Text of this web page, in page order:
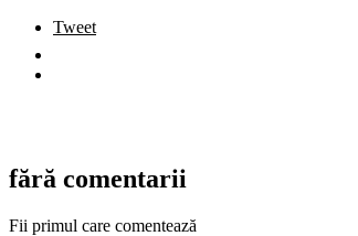
Tweet
fără comentarii
Fii primul care comentează